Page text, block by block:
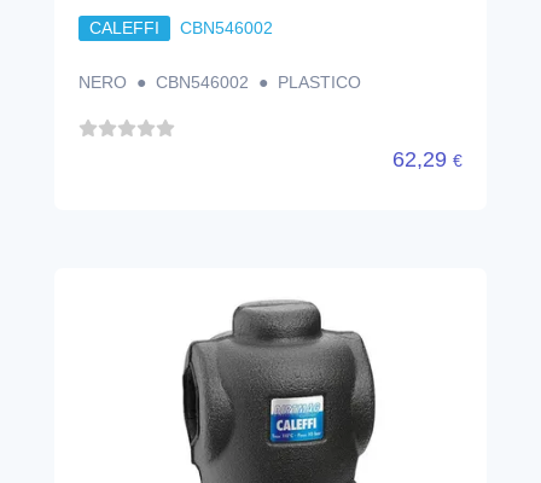
CALEFFI CBN546002
NERO ● CBN546002 ● PLASTICO
62,29 €